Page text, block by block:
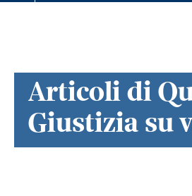
Articoli di
Giustizia su